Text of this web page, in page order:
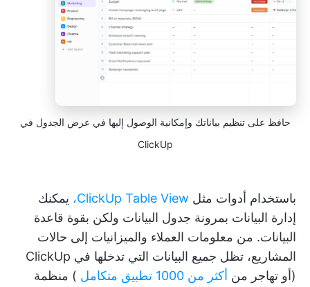
حافظ على تنظيم بياناتك وإمكانية الوصول إليها في عرض الجدول في
ClickUp
باستخدام أدوات مثل ClickUp Table View،
يمكنك
إدارة البيانات بمرونة جدول البيانات ولكن بقوة قاعدة
البيانات. من معلومات العملاء والميزانيات إلى حالات
المشاريع، تظل جميع البيانات التي تدخلها في ClickUp
(أو تهاجر من أكثر من 1000 تطبيق متكامل
) منظمة